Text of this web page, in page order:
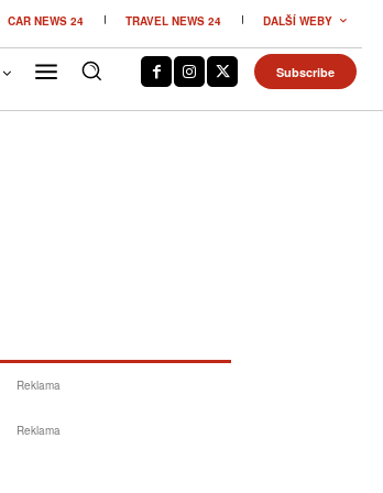
CAR NEWS 24 TRAVEL NEWS 24 DALŠÍ WEBY
Subscribe
Reklama
Reklama